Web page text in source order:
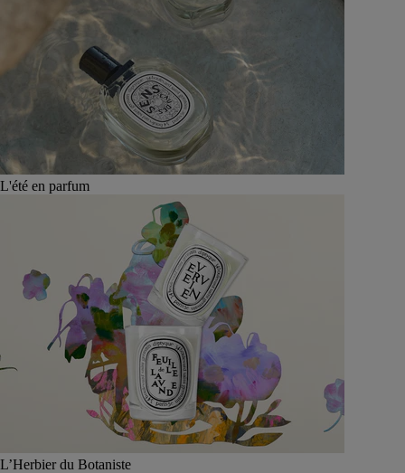
L'été en parfum
L’Herbier du Botaniste